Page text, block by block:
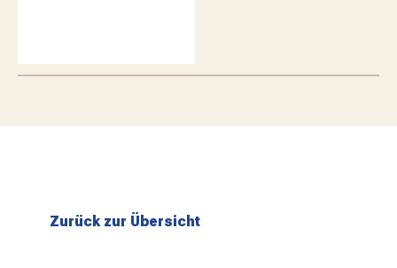
Zurück zur Übersicht